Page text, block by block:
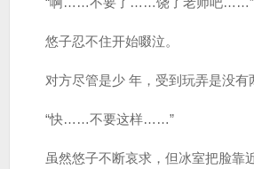
悠子忍不住开始啜泣。
对方尽管是少 年，受到玩弄是没有
“快……不要这样……”
虽然悠子不断哀求，但冰室把脸靠